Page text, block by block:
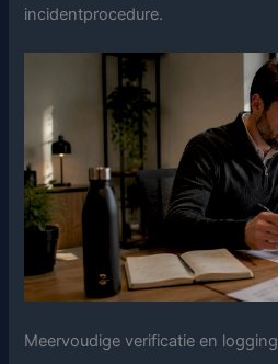
incidentprocedure.
Meervoudige verificatie en logging